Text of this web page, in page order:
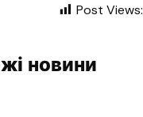
Post Views:
новини